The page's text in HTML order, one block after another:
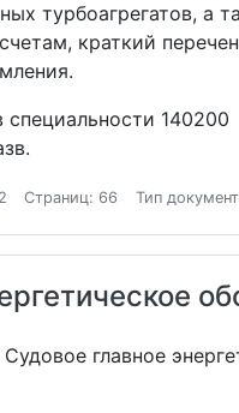
турбоагрегатов,
краткий
специальности
Страниц: 66 Тип
главное